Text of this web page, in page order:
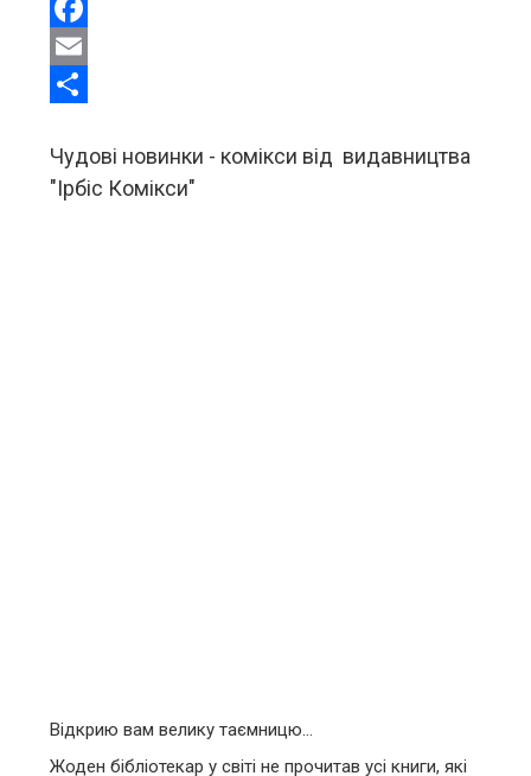
Facebook
Email
Чудові новинки - комікси від видавництва
"Ірбіс Комікси"
Відкрию вам велику таємницю...
Жоден бібліотекар у світі не прочитав усі книги, які